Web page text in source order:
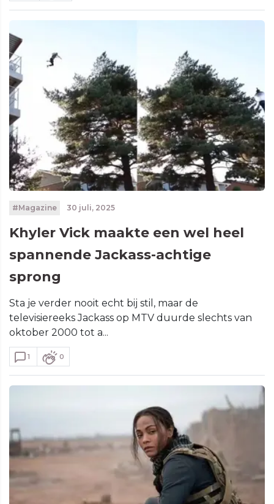
#Magazine 30 juli, 2025
Khyler Vick maakte een wel heel
spannende Jackass-achtige
sprong
Sta je verder nooit echt bij stil, maar de
televisiereeks Jackass op MTV duurde slechts van
oktober 2000 tot a...
1 0